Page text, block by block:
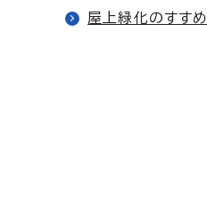
屋上緑化のすすめ